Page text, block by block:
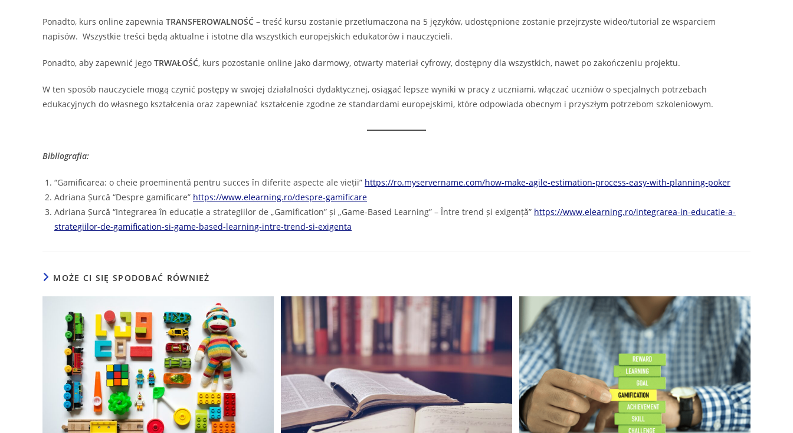
Ponadto, kurs online zapewnia TRANSFEROWALNOŚĆ – treść kursu zostanie przetłumaczona na 5 języków, udostępnione zostanie przejrzyste wideo/tutorial ze wsparciem
napisów. Wszystkie treści będą aktualne i istotne dla wszystkich europejskich edukatorów i nauczycieli.
Ponadto, aby zapewnić jego TRWAŁOŚĆ, kurs pozostanie online jako darmowy, otwarty materiał cyfrowy, dostępny dla wszystkich, nawet po zakończeniu projektu.
W ten sposób nauczyciele mogą czynić postępy w swojej działalności dydaktycznej, osiągać lepsze wyniki w pracy z uczniami, włączać uczniów o specjalnych potrzebach
edukacyjnych do własnego kształcenia oraz zapewniać kształcenie zgodne ze standardami europejskimi, które odpowiada obecnym i przyszłym potrzebom szkoleniowym.
Bibliografia:
“Gamificarea: o cheie proeminentă pentru succes în diferite aspecte ale vieții” https://ro.myservername.com/how-make-agile-estimation-process-easy-with-planning-poker
Adriana Șurcă “Despre gamificare” https://www.elearning.ro/despre-gamificare
Adriana Șurcă “Integrarea în educație a strategiilor de „Gamification” și „Game-Based Learning” – Între trend și exigență” https://www.elearning.ro/integrarea-in-educatie-a-
strategiilor-de-gamification-si-game-based-learning-intre-trend-si-exigenta
MOŻE CI SIĘ SPODOBAĆ RÓWNIEŻ